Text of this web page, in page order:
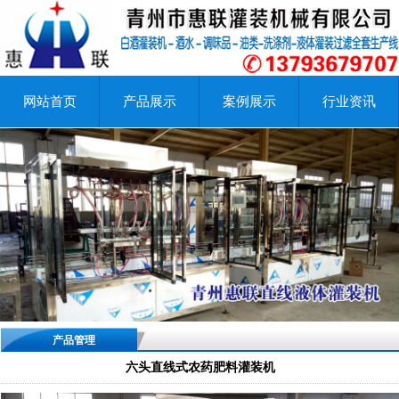
网站首页 产品展示 案例展示 行业资讯
产品管理
六头直线式农药肥料灌装机